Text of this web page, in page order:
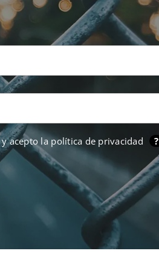
acepto la política de privacidad ?